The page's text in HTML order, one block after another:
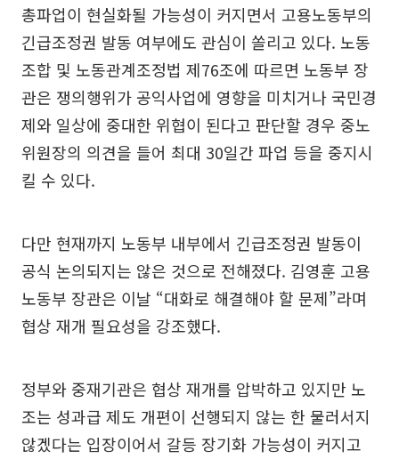
총파업이 현실화될 가능성이 커지면서 고용노동부의
긴급조정권 발동 여부에도 관심이 쏠리고 있다. 노동
조합 및 노동관계조정법 제76조에 따르면 노동부 장
관은 쟁의행위가 공익사업에 영향을 미치거나 국민경
제와 일상에 중대한 위협이 된다고 판단할 경우 중노
위원장의 의견을 들어 최대 30일간 파업 등을 중지시
킬 수 있다.
다만 현재까지 노동부 내부에서 긴급조정권 발동이
공식 논의되지는 않은 것으로 전해졌다. 김영훈 고용
노동부 장관은 이날 “대화로 해결해야 할 문제”라며
협상 재개 필요성을 강조했다.
정부와 중재기관은 협상 재개를 압박하고 있지만 노
조는 성과급 제도 개편이 선행되지 않는 한 물러서지
않겠다는 입장이어서 갈등 장기화 가능성이 커지고